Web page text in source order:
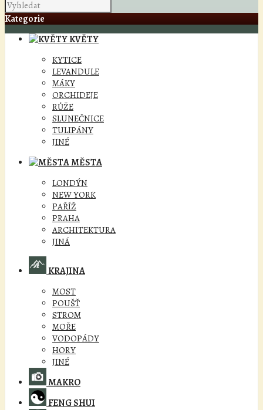
Kategorie
KVĚTY
KYTICE
LEVANDULE
MÁKY
ORCHIDEJE
RŮŽE
SLUNEČNICE
TULIPÁNY
JINÉ
MĚSTA
LONDÝN
NEW YORK
PAŘÍŽ
PRAHA
ARCHITEKTURA
JINÁ
KRAJINA
MOST
POUŠŤ
STROM
MOŘE
VODOPÁDY
HORY
JINÉ
MAKRO
FENG SHUI